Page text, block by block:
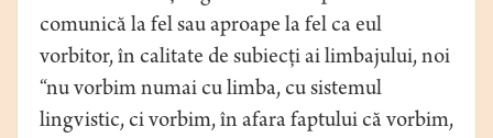
comunică la fel sau aproape la fel ca eul
vorbitor, în calitate de subiecţi ai limbajului, noi
“nu vorbim numai cu limba, cu sistemul
lingvistic, ci vorbim, în afara faptului că vorbim,